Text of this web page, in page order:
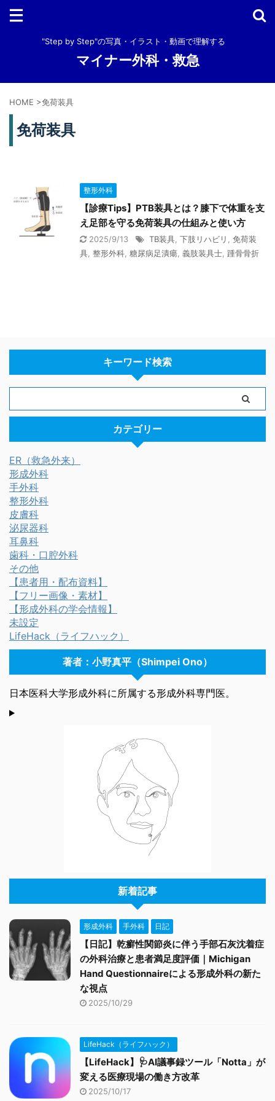
"Step by Step"の写真・イラスト・動画で理解する
マイナー外科・救急
HOME >免荷装具
免荷装具
整形外科
【診療Tips】PTB装具とは？膝下で体重を支
え足部を守る免荷装具の仕組みと使い方
2025/9/13 TB装具 下肢リハビリ
免荷装
具 整形外科 糖尿病足潰瘍 義肢装具士 踵骨骨折
キーワード検索
カテゴリー
ER（救急外来）
形成外科
手外科
整形外科
皮膚科
泌尿器科
耳鼻科
歯科・口腔外科
その他
【患者用・配布資料】
【フリー画像・素材】
【形成外科の学会情報】
未設定
LifeHack（ライフハック）
著者：小野真平（Shimpei Ono）
日本医科大学形成外科に所属する形成外科専門医。
新着記事
形成外科 手外科 日記
【日記】乾癬性関節炎に伴う手部石灰沈着症
の外科治療と患者満足度評価｜Michigan
Hand Questionnaireによる形成外科の新た
な視点
2025/10/29
LifeHack（ライフハック）
【LifeHack】🩺AI議事録ツール「Notta」が
変える医療現場の働き方改革
2025/10/17